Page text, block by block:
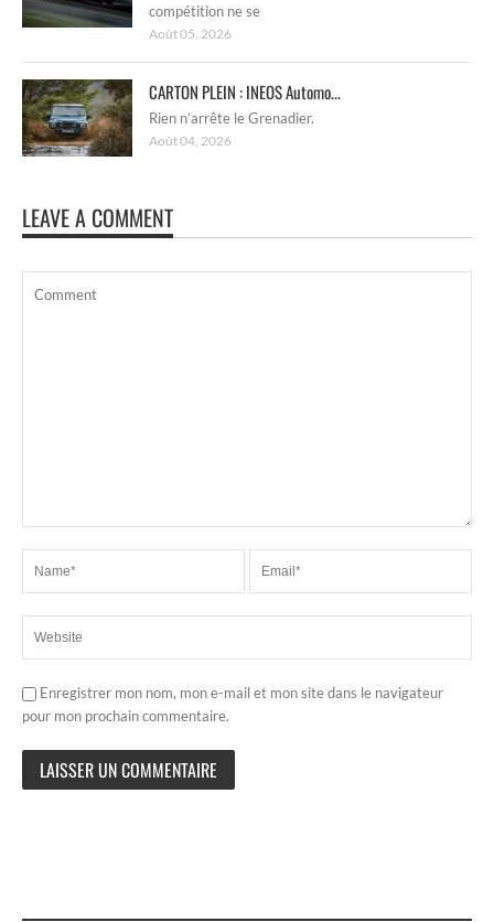
compétition ne se
Août 05, 2026
CARTON PLEIN : INEOS Automo...
Rien n’arrête le Grenadier.
Août 04, 2026
LEAVE A COMMENT
Enregistrer mon nom, mon e-mail et mon site dans le navigateur
pour mon prochain commentaire.